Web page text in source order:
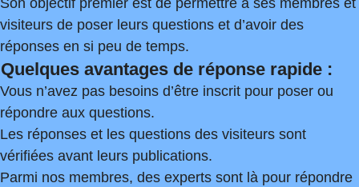
Son objectif premier est de permettre à ses membres et
visiteurs de poser leurs questions et d’avoir des
réponses en si peu de temps.
Quelques avantages de réponse rapide :
Vous n’avez pas besoins d’être inscrit pour poser ou
répondre aux questions.
Les réponses et les questions des visiteurs sont
vérifiées avant leurs publications.
Parmi nos membres, des experts sont là pour répondre